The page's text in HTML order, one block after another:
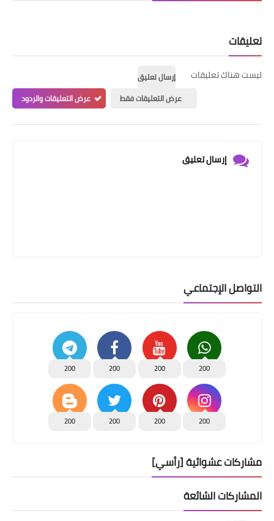
تعليقات
ليست هناك تعليقات
إرسال تعليق
عرض التعليقات فقط
عرض التعليقات والردود
إرسال تعليق
التواصل الإجتماعي
200
200
200
200
200
200
200
200
مشاركات عشوائية [رأسي]
المشاركات الشائعة